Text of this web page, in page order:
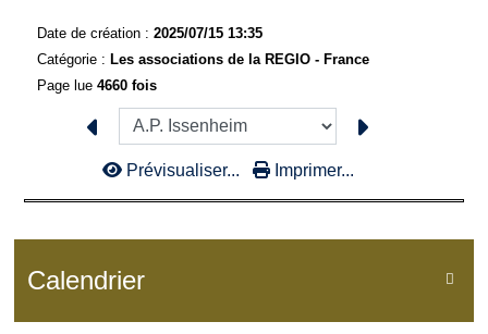

Calendrier
Date de création : 2025/07/15 13:35
Catégorie : Les associations de la REGIO - France
Page lue 4660 fois
Prévisualiser... Imprimer...